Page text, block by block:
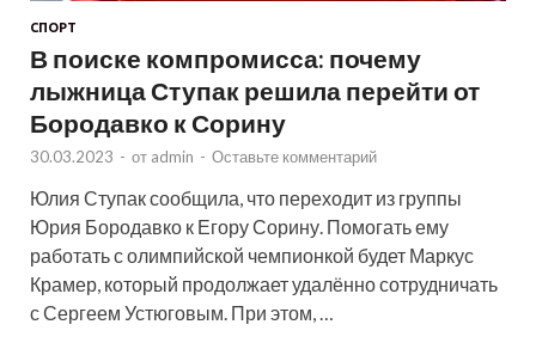
СПОРТ
В поиске компромисса: почему
лыжница Ступак решила перейти от
Бородавко к Сорину
30.03.2023 - от admin - Оставьте комментарий
Юлия Ступак сообщила, что переходит из группы
Юрия Бородавко к Егору Сорину. Помогать ему
работать с олимпийской чемпионкой будет Маркус
Крамер, который продолжает удалённо сотрудничать
с Сергеем Устюговым. При этом, …